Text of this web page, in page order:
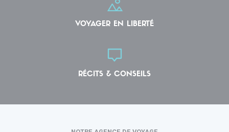
VOYAGER EN LIBERTÉ
RÉCITS & CONSEILS